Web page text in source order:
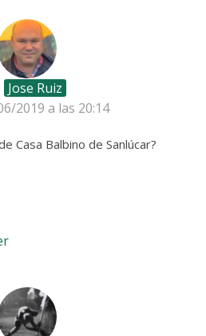
Jose Ruiz
2019 a las 20:14
Casa Balbino de Sanlúcar?